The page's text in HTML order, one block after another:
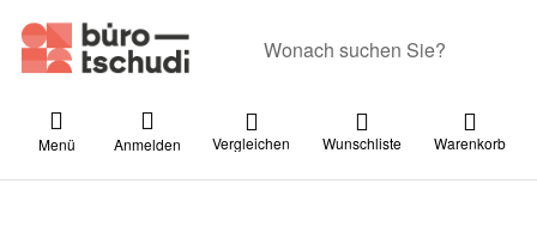
Menü Anmelden Vergleichen Wunschliste Warenkorb